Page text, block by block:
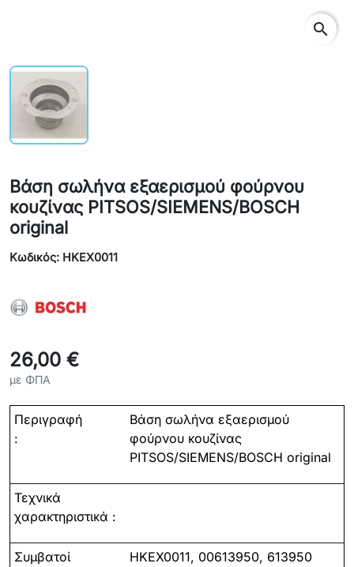
search
Βάση σωλήνα εξαερισμού φούρνου
κουζίνας PITSOS/SIEMENS/BOSCH
original
Κωδικός: HKEX0011
26,00 €
με ΦΠΑ
Περιγραφή
:
Βάση σωλήνα εξαερισμού
φούρνου κουζίνας
PITSOS/SIEMENS/BOSCH original
Τεχνικά
χαρακτηριστικά :
Συμβατοί
HKEX0011, 00613950, 613950